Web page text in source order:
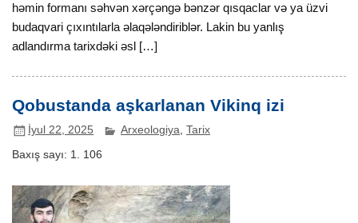
həmin formanı səhvən xərçəngə bənzər qısqaclar və ya üzvi
budaqvari çıxıntılarla əlaqələndiriblər. Lakin bu yanlış
adlandırma tarixdəki əsl […]
Qobustanda aşkarlanan Vikinq izi
İyul 22, 2025 Arxeologiya,Tarix
Baxış sayı: 1. 106